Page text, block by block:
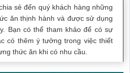
sẻ đến quý khách hàng những
ăn thịnh hành và được sử dụng
Bạn có thể tham khảo để có sự
có thêm ý tưởng trong việc thiết
thức ăn khi có nhu cầu.